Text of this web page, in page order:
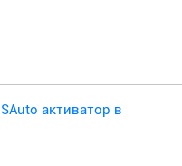
активатор в